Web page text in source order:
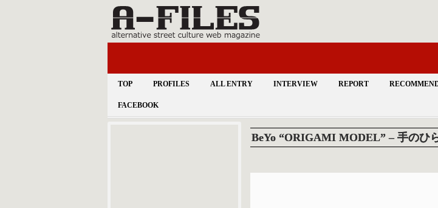
TOP PROFILES ALL ENTRY INTERVIEW REPORT
FACEBOOK
BeYo “ORIGAMI MODEL” – 手のひ